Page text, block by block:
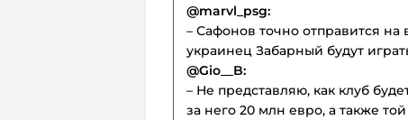
@marvl_psg:
– Сафонов точно отправится
украинец Забарный будут
@Gio__B:
– Не представляю, как клуб
за него 20 млн евро, а также